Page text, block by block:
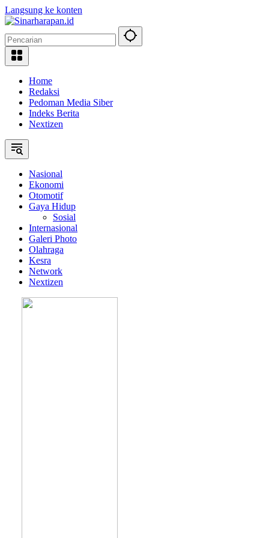
Langsung ke konten
Home
Redaksi
Pedoman Media Siber
Indeks Berita
Nextizen
Nasional
Ekonomi
Otomotif
Gaya Hidup
Sosial
Internasional
Galeri Photo
Olahraga
Kesra
Network
Nextizen